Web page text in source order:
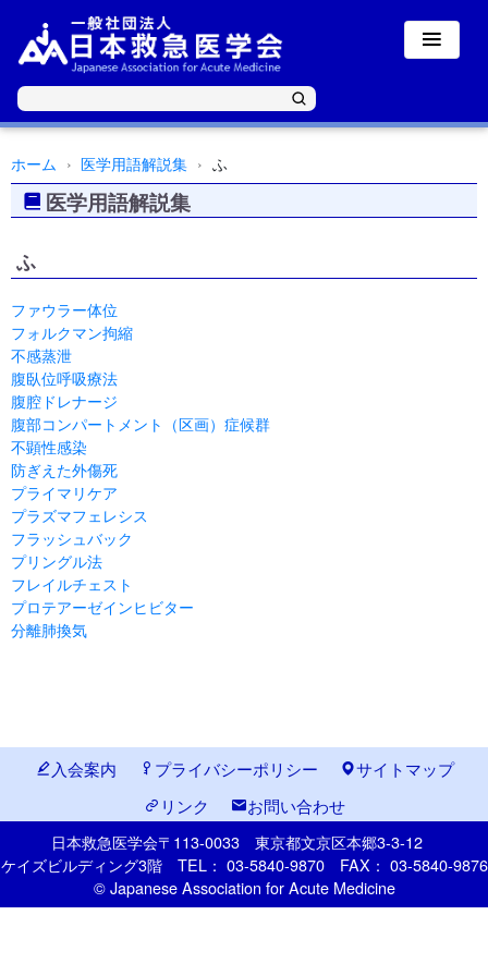
ホーム 医学用語解説集 ふ
医学用語解説集
ふ
ファウラー体位
フォルクマン拘縮
不感蒸泄
腹臥位呼吸療法
腹腔ドレナージ
腹部コンパートメント（区画）症候群
不顕性感染
防ぎえた外傷死
プライマリケア
プラズマフェレシス
フラッシュバック
プリングル法
フレイルチェスト
プロテアーゼインヒビター
分離肺換気
入会案内 プライバシーポリシー
サイトマップ
リンク
お問い合わせ
日本救急医学会〒113-0033 東京都文京区本郷3-3-12
ケイズビルディング3階 TEL： 03-5840-9870 FAX： 03-5840-9876
© Japanese Association for Acute Medicine